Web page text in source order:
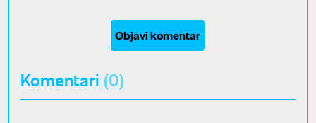
Objavi komentar
Komentari (0)